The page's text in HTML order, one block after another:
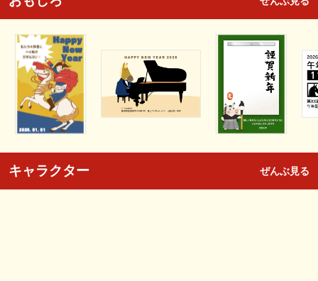
キャラクター ぜんぶ見る